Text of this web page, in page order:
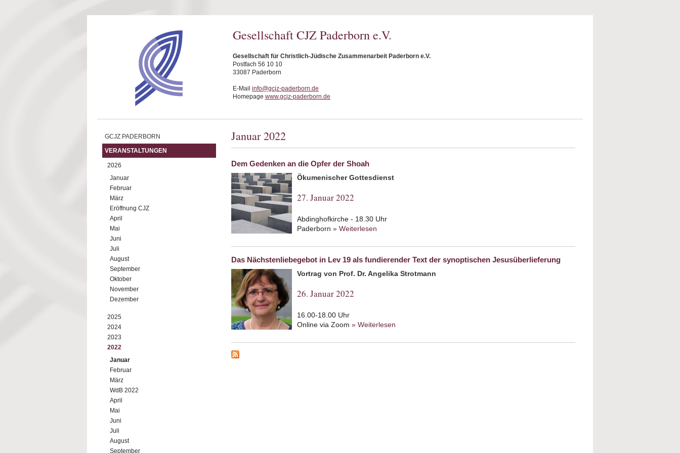
Gesellschaft CJZ Paderborn e.V.
Gesellschaft für Christlich-Jüdische Zusammenarbeit Paderborn e.V.
Postfach 56 10 10
33087 Paderborn
E-Mail info@gcjz-paderborn.de
Homepage www.gcjz-paderborn.de
GCJZ PADERBORN
VERANSTALTUNGEN
2026
Januar
Februar
März
Eröffnung CJZ
April
Mai
Juni
Juli
August
September
Oktober
November
Dezember
2025
2024
2023
2022
Januar
Februar
März
WdB 2022
April
Mai
Juni
Juli
August
September
Januar 2022
Dem Gedenken an die Opfer der Shoah
Ökumenischer Gottesdienst
27. Januar 2022
Abdinghofkirche - 18.30 Uhr
Paderborn » Weiterlesen
Das Nächstenliebegebot in Lev 19 als fundierender Text der synoptischen Jesusüberlieferung
Vortrag von Prof. Dr. Angelika Strotmann
26. Januar 2022
16.00-18.00 Uhr
Online via Zoom » Weiterlesen